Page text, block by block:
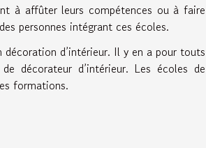
à affûter leurs compétences ou à faire
personnes intégrant ces écoles.
d’intérieur. Il y en a pour touts
décorateur d’intérieur. Les écoles de
formations.